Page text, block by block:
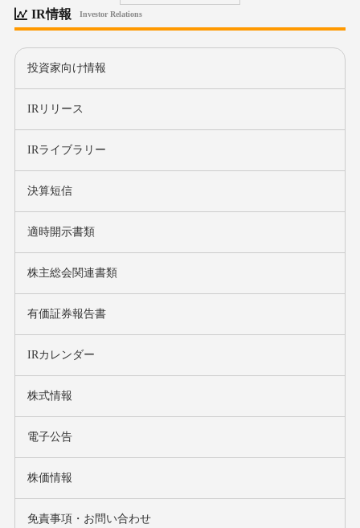
IR情報 Investor Relations
投資家向け情報
IRリリース
IRライブラリー
決算短信
適時開示書類
株主総会関連書類
有価証券報告書
IRカレンダー
株式情報
電子公告
株価情報
免責事項・お問い合わせ